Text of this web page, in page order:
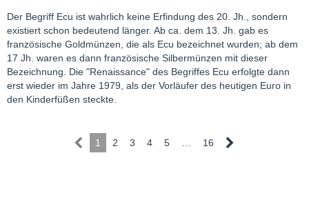
Der Begriff Ecu ist wahrlich keine Erfindung des 20. Jh., sondern
existiert schon bedeutend länger. Ab ca. dem 13. Jh. gab es
französische Goldmünzen, die als Ecu bezeichnet wurden; ab dem
17 Jh. waren es dann französische Silbermünzen mit dieser
Bezeichnung. Die "Renaissance" des Begriffes Ecu erfolgte dann
erst wieder im Jahre 1979, als der Vorläufer des heutigen Euro in
den Kinderfüßen steckte.
1 2 3 4 5 16